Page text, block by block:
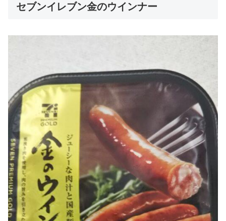
セブンイレブン金のウインナー